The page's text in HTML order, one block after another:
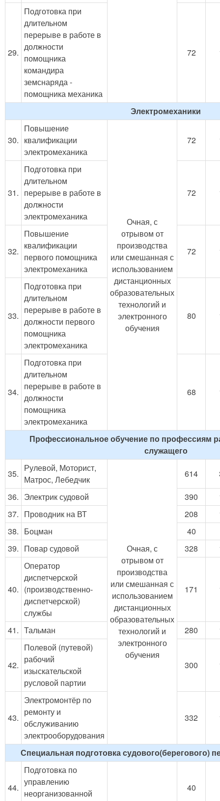
29.
Подготовка при
длительном
перерыве в работе в
должности
помощника
командира
земснаряда -
помощника механика
72
Электромеханики
30.
Повышение
квалификации
электромеханика
Очная, с
отрывом от
производства
или смешанная с
использованием
дистанционных
образовательных
технологий и
электронного
обучения
72
31.
Подготовка при
длительном
перерыве в работе в
должности
электромеханика
72
32.
Повышение
квалификации
первого помощника
электромеханика
72
33.
Подготовка при
длительном
перерыве в работе в
должности первого
помощника
электромеханика
80
34.
Подготовка при
длительном
перерыве в работе в
должности
помощника
электромеханика
68
Профессиональное обучение по профессиям
служащего
35.
Рулевой, Моторист,
Матрос, Лебедчик
Очная, с
отрывом от
производства
или смешанная с
использованием
дистанционных
образовательных
технологий и
электронного
обучения
614
36. Электрик судовой 390
37. Проводник на ВТ 208
38. Боцман
40
39. Повар судовой 328
40.
Оператор
диспетчерской
(производственно-
диспетчерской)
службы
171
41. Тальман 280
42.
Полевой (путевой)
рабочий
изыскательской
русловой партии
300
43.
Электромонтёр по
ремонту и
обслуживанию
электрооборудования
332
Специальная подготовка судового(берегового)
44.
Подготовка по
управлению
неорганизованной
40